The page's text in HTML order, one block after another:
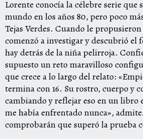
Lorente conocía la célebre serie que
mundo en los años 80, pero poco
Tejas Verdes. Cuando le
comenzó a investigar y descubrió el
hay detrás de la niña pelirroja.
supuesto un reto maravilloso
que crece a lo largo del relato:
termina con 16. Su rostro, cuerpo y
cambiando y reflejar eso en un libro
me había enfrentado nunca»,
comprobarán que superó la prueba